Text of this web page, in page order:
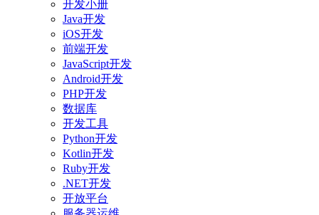
开发小册
Java开发
iOS开发
前端开发
JavaScript开发
Android开发
PHP开发
数据库
开发工具
Python开发
Kotlin开发
Ruby开发
.NET开发
开放平台